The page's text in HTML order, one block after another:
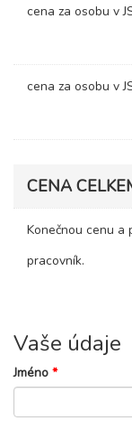
cena za osobu v
cena za osobu v
CENA
Konečnou cenu a
pracovník.
Vaše údaje
Jméno *